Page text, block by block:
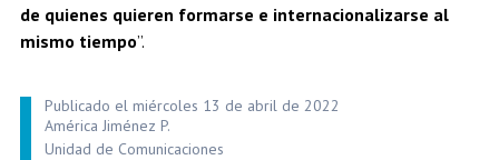
de quienes quieren formarse e internacionalizarse al
mismo tiempo”.
Publicado el miércoles 13 de abril de 2022
América Jiménez P.
Unidad de Comunicaciones